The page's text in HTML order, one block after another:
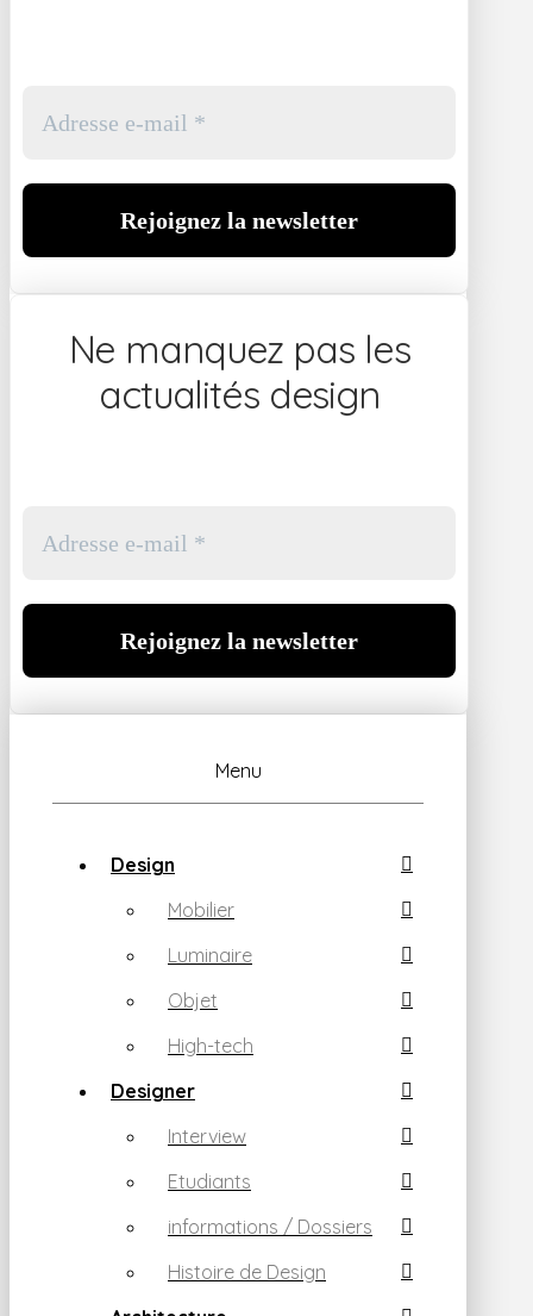
Ne manquez pas les
actualités design
Menu
Design
Mobilier
Luminaire
Objet
High-tech
Designer
Interview
Etudiants
informations / Dossiers
Histoire de Design